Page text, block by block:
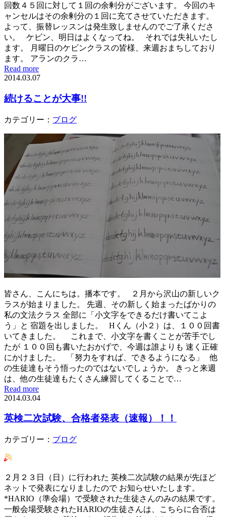
回数４５回に対して１回の余剰分がございます。 今回のキ
ャンセルはその余剰分の１回に充てさせていただきます。
よって、振替レッスンは発生致しませんのでご了承くださ
い。 ケビン、明日はよくなってね。 それでは失礼いたし
ます。 月曜日のケビンクラスの皆様、来週おまちしており
ます。 アランのクラ…
Read more
2014.03.07
続けることが大事!!
カテゴリー： ブログ
皆さん、こんにちは。播本です。 ２月から沢山の新しいク
ラスが始まりました。 先週、その新しく始まったばかりの
私の文法クラス 全部に「小文字をできるだけ書いてこよ
う」と 宿題を出しました。 Hくん（小２）は、１００回書
いてきました。 これまで、小文字を書くことが苦手でし
たが １００回も書いたおかげで、今週は誰よりも 速く正確
にかけました。 「努力をすれば、できるようになる」 他
の生徒達もそう悟ったのではないでしょうか。 きっと来週
は、他の生徒達もたくさん練習してくることで…
Read more
2014.03.04
英検二次試験、合格者発表（速報）！！
カテゴリー： ブログ
２月２３日（日）に行われた 英検二次試験の結果が先ほど
ネットで発表になりましたので お知らせいたします。
*HARIO（準会場）で受験された生徒さんのみの結果です。
一般会場受験されたHARIOの生徒さんは、こちらに合否は